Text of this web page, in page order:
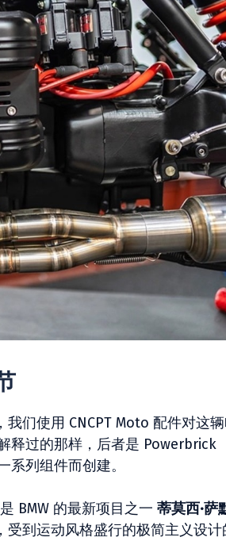
们使用 CNCPT Moto 配件对这
释过的那样，后者是 Powerbrick
列组件而创建。
BMW 的最新项目之一 蒂莫西·萨
到运动风格盛行的极简主义设计